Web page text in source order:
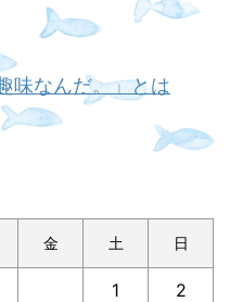
味なんだ。」とは
金 土 日
1 2